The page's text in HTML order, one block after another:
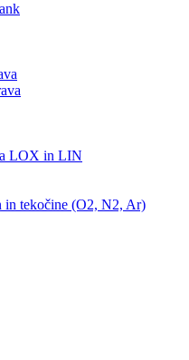
LOX in LIN
in tekočine (O2, N2, Ar)